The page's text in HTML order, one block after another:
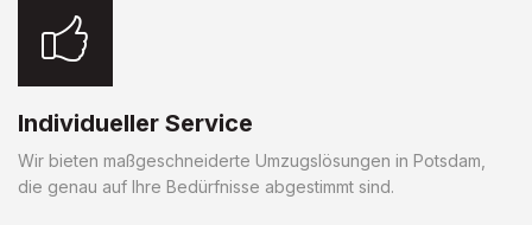
Individueller Service
Wir bieten maßgeschneiderte Umzugslösungen in Potsdam,
die genau auf Ihre Bedürfnisse abgestimmt sind.